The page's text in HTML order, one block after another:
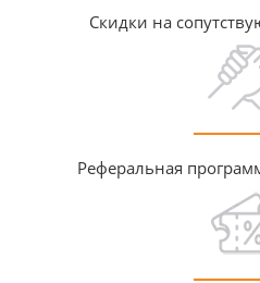
Скидки на
Реферальная